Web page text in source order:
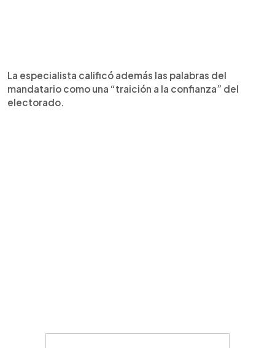
La especialista calificó además las palabras del
mandatario como una “traición a la confianza” del
electorado.